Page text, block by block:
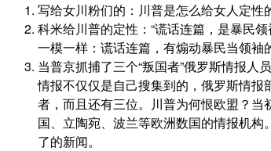
写给女川粉们的：川普是怎么给女人定性
科米给川普的定性：“谎话连篇，是暴民
一模一样：谎话连篇，有煽动暴民当领袖
当普京抓捕了三个“叛国者”俄罗斯情报
情报不仅仅是自己搜集到的，俄罗斯情报
者，而且还有三位。川普为何恨欧盟？
国、立陶宛、波兰等欧洲数国的情报机
了的新闻。